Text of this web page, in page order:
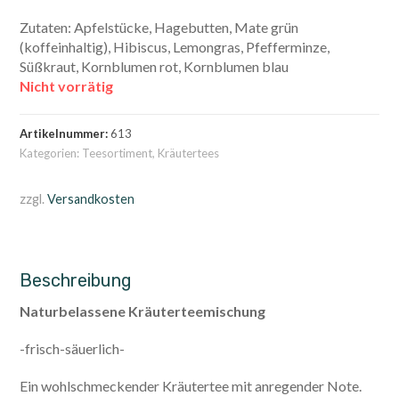
Zutaten: Apfelstücke, Hagebutten, Mate grün
(koffeinhaltig), Hibiscus, Lemongras, Pfefferminze,
Süßkraut, Kornblumen rot, Kornblumen blau
Nicht vorrätig
Artikelnummer:613
Kategorien: Teesortiment, Kräutertees
zzgl.Versandkosten
Beschreibung
Naturbelassene Kräuterteemischung
-frisch-säuerlich-
Ein wohlschmeckender Kräutertee mit anregender Note.